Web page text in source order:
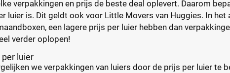
verpakkingen en prijs de beste deal oplevert. Daarom
luier is. Dit geldt ook voor Little Movers van Huggies. In
een lagere prijs per luier hebben dan
verder oplopen!
luier
we verpakkingen van luiers door de prijs per luier te